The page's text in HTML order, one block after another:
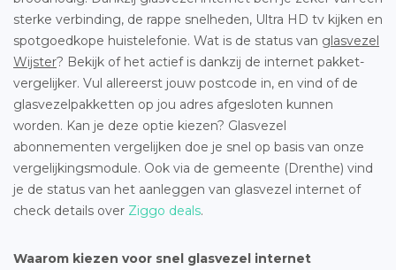
sterke verbinding, de rappe snelheden, Ultra HD tv kijken en
spotgoedkope huistelefonie. Wat is de status van glasvezel
Wijster? Bekijk of het actief is dankzij de internet pakket-
vergelijker. Vul allereerst jouw postcode in, en vind of de
glasvezelpakketten op jou adres afgesloten kunnen
worden. Kan je deze optie kiezen? Glasvezel
abonnementen vergelijken doe je snel op basis van onze
vergelijkingsmodule. Ook via de gemeente (Drenthe) vind
je de status van het aanleggen van glasvezel internet of
check details over Ziggo deals.
Waarom kiezen voor snel glasvezel internet